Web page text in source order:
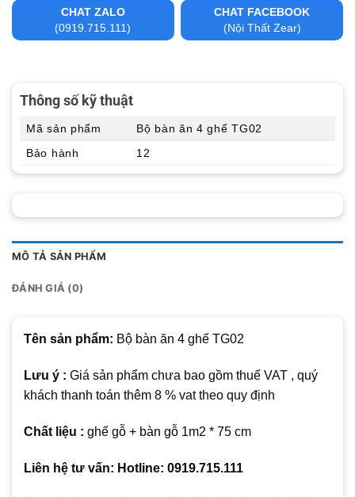
CHAT ZALO
(0919.715.111)
CHAT FACEBOOK
(Nội Thất Zear)
MÔ TẢ SẢN PHẨM
ĐÁNH GIÁ (0)
Tên sản phẩm: Bộ bàn ăn 4 ghế TG02
Lưu ý : Giá sản phẩm chưa bao gồm thuế VAT , quý
khách thanh toán thêm 8 % vat theo quy định
Chất liệu : ghế gỗ + bàn gỗ 1m2 * 75 cm
Liên hệ tư vấn: Hotline: 0919.715.111
Thông số kỹ thuật
Mã sản phẩm
Bộ bàn ăn 4 ghế TG02
Bảo hành
12